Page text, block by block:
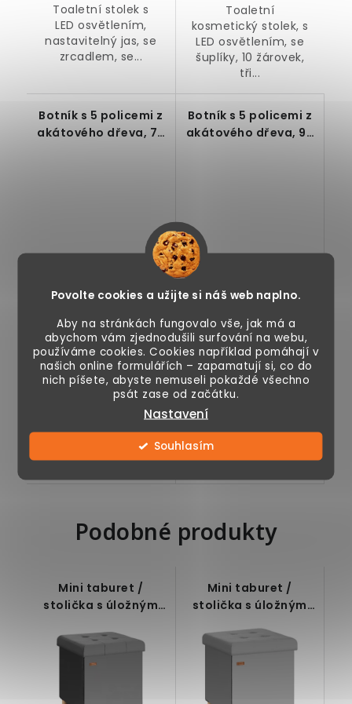
Povolte cookies a užijte si náš web naplno.
Aby na stránkách fungovalo vše, jak má a
abychom vám zjednodušili surfování na webu,
používáme cookies. Cookies například pomáhají v
našich online formulářích – zapamatují si, co do
nich píšete, abyste nemuseli pokaždé všechno
psát zase od začátku.
Nastavení
Souhlasím
Toaletní stolek s
LED osvětlením,
nastavitelný jas, se
zrcadlem, se...
Toaletní
kosmetický stolek, s
LED osvětlením, se
šuplíky, 10 žárovek,
tři...
Botník s 5 policemi z
akátového dřeva, 75
Očekáváme
14.08.2026
Botník, 5 policí,
akáciové dřevo,
robustní
konstrukce, boční
kovové...
Botník s 5 policemi z
akátového dřeva, 95
Skladem
Botník, 5 policí,
akáciové dřevo,
robustní
konstrukce, boční
kovové...
Podobné produkty
Mini taburet /
stolička s úložným
nožičkách,
antracitový, 42 x 38
Mini taburet /
stolička s úložným
nožičkách, šedý, 42 x
38 x 38 cm